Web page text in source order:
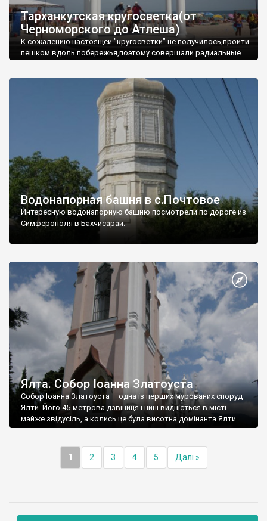
Тарханкутская кругосветка(от
Черноморского до Атлеша)
К сожалению настоящей "кругосветки" не получилось,пройти
пешком вдоль побережья,поэтому совершали радиальные
Водонапорная башня в с.Почтовое
Интересную водонапорную башню посмотрели по дороге из
Симферополя в Бахчисарай.
Ялта. Собор Іоанна Златоуста
Собор Іоанна Златоуста – одна із перших мурованих споруд
Ялти. Його 45-метрова дзвіниця і нині видніється в місті
майже звідусіль, а колись це була висотна домінанта Ялти.
1 2 3 4 5 Далі »